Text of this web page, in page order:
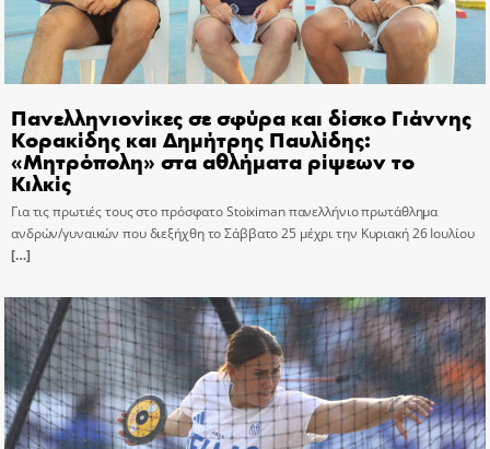
Πανελληνιονίκες σε σφύρα και δίσκο Γιάννης
Κορακίδης και Δημήτρης Παυλίδης:
«Μητρόπολη» στα αθλήματα ρίψεων το
Κιλκίς
Για τις πρωτιές τους στο πρόσφατο Stoiximan πανελλήνιο πρωτάθλημα
ανδρών/γυναικών που διεξήχθη το Σάββατο 25 μέχρι την Κυριακή 26 Ιουλίου
[…]